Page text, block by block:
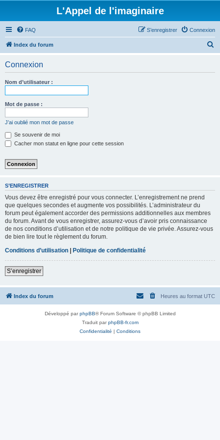
L'Appel de l'imaginaire
FAQ Connexion
S’enregistrer
Index du forum
Connexion
Nom d’utilisateur :
Mot de passe :
J’ai oublié mon mot de passe
Se souvenir de moi
Cacher mon statut en ligne pour cette session
S’ENREGISTRER
Vous devez être enregistré pour vous connecter. L’enregistrement ne prend
que quelques secondes et augmente vos possibilités. L’administrateur du
forum peut également accorder des permissions additionnelles aux membres
du forum. Avant de vous enregistrer, assurez-vous d’avoir pris connaissance
de nos conditions d’utilisation et de notre politique de vie privée. Assurez-vous
de bien lire tout le règlement du forum.
Conditions d’utilisation | Politique de confidentialité
S’enregistrer
Index du forum Heures au format UTC
Développé parphpBB® Forum Software © phpBB Limited
Traduit parphpBB-fr.com
Confidentialité | Conditions